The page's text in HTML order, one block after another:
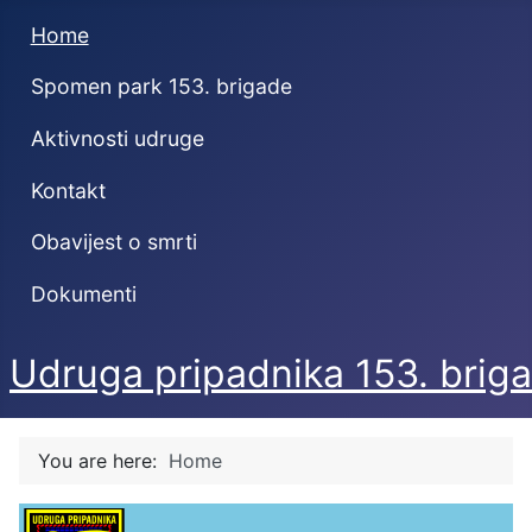
Home
Spomen park 153. brigade
Aktivnosti udruge
Kontakt
Obavijest o smrti
Dokumenti
Udruga pripadnika 153.
You are here: Home